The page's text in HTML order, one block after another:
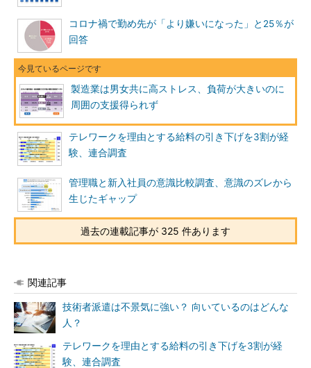
コロナ禍で勤め先が「より嫌いになった」と25％が
回答
製造業は男女共に高ストレス、負荷が大きいのに
周囲の支援得られず
テレワークを理由とする給料の引き下げを3割が経
験、連合調査
管理職と新入社員の意識比較調査、意識のズレから
生じたギャップ
過去の連載記事が 325 件あります
関連記事
技術者派遣は不景気に強い？ 向いているのはどんな
人？
テレワークを理由とする給料の引き下げを3割が経
験、連合調査